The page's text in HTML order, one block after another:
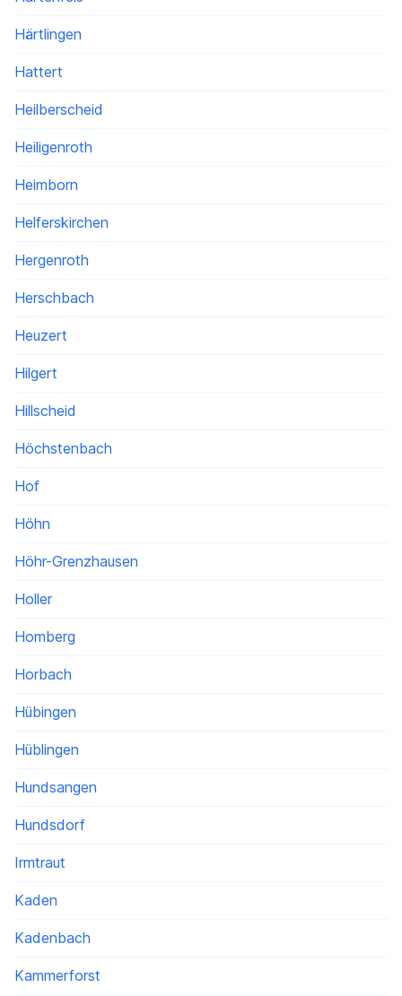
Härtlingen
Hattert
Heilberscheid
Heiligenroth
Heimborn
Helferskirchen
Hergenroth
Herschbach
Heuzert
Hilgert
Hillscheid
Höchstenbach
Hof
Höhn
Höhr-Grenzhausen
Holler
Homberg
Horbach
Hübingen
Hüblingen
Hundsangen
Hundsdorf
Irmtraut
Kaden
Kadenbach
Kammerforst